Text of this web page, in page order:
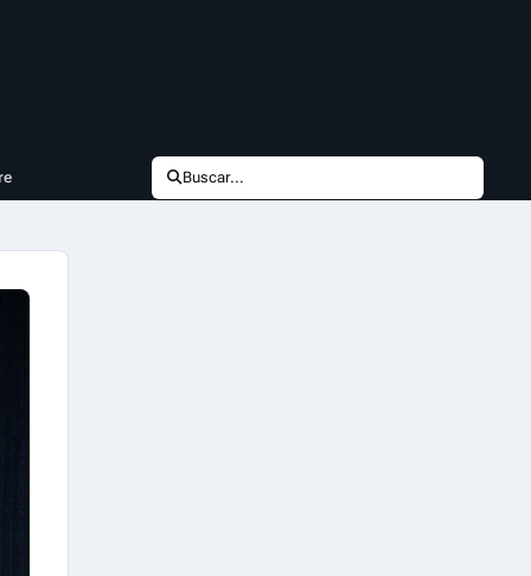
Buscar...